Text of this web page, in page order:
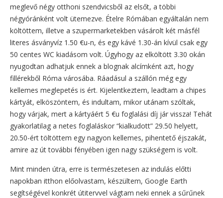
meglevő négy otthoni szendvicsből az elsőt, a többi
négyóránként volt ütemezve. Ételre Rómában egyáltalán nem
költöttem, illetve a szupermarketekben vásárolt két másfél
literes ásványvíz 1.50 €u-n, és egy kávé 1.30-án kívül csak egy
50 centes WC kiadásom volt. Úgyhogy az elköltött 3.30 okán
nyugodtan adhatjuk ennek a blognak alcímként azt, hogy
fillérekből Róma városába. Ráadásul a szállón még egy
kellemes meglepetés is ért. Kijelentkeztem, leadtam a chipes
kártyát, elköszöntem, és indultam, mikor utánam szóltak,
hogy várjak, mert a kártyáért 5 €u foglalási díj jár vissza! Tehát
gyakorlatilag a netes foglaláskor “kialkudott” 29.50 helyett,
20.50-ért töltöttem egy nagyon kellemes, pihentető éjszakát,
amire az út további fényében igen nagy szükségem is volt.
Mint minden útra, erre is természetesen az indulás előtti
napokban itthon előolvastam, készültem, Google Earth
segítségével konkrét útitervvel vágtam neki ennek a sűrűnek